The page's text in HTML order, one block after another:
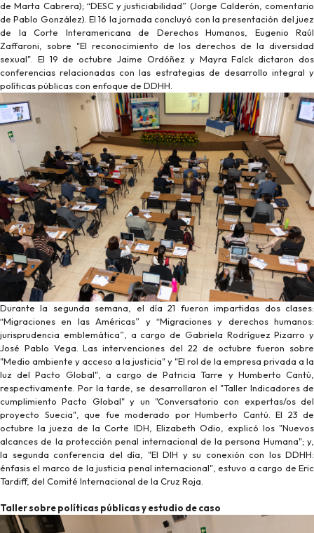
de Marta Cabrera); “DESC y justiciabilidad” (Jorge Calderón, comentario
de Pablo González). El 16 la jornada concluyó con la presentación del juez
de la Corte Interamericana de Derechos Humanos, Eugenio Raúl
Zaffaroni, sobre "El reconocimiento de los derechos de la diversidad
sexual". El 19 de octubre Jaime Ordóñez y Mayra Falck dictaron dos
conferencias relacionadas con las estrategias de desarrollo integral y
políticas públicas con enfoque de DDHH.
Durante la segunda semana, el día 21 fueron impartidas dos clases:
“Migraciones en las Américas” y “Migraciones y derechos humanos:
jurisprudencia emblemática”, a cargo de Gabriela Rodríguez Pizarro y
José Pablo Vega. Las intervenciones del 22 de octubre fueron sobre
"Medio ambiente y acceso a la justicia" y "El rol de la empresa privada a la
luz del Pacto Global", a cargo de Patricia Tarre y Humberto Cantú,
respectivamente. Por la tarde, se desarrollaron el "Taller Indicadores de
cumplimiento Pacto Global" y un "Conversatorio con expertas/os del
proyecto Suecia", que fue moderado por Humberto Cantú. El 23 de
octubre la jueza de la Corte IDH, Elizabeth Odio, explicó los "Nuevos
alcances de la protección penal internacional de la persona Humana"; y,
la segunda conferencia del día, "El DIH y su conexión con los DDHH:
énfasis el marco de la justicia penal internacional", estuvo a cargo de Eric
Tardiff, del Comité Internacional de la Cruz Roja.
Taller sobre políticas públicas y estudio de caso